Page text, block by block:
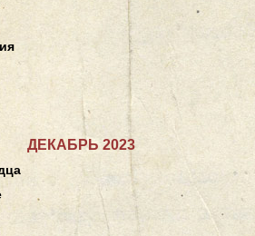
ДЕКАБРЬ 2023